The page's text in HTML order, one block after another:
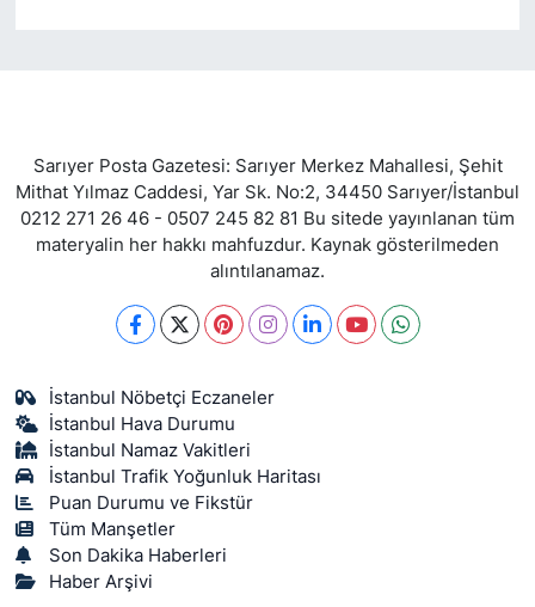
Sarıyer Posta Gazetesi: Sarıyer Merkez Mahallesi, Şehit
Mithat Yılmaz Caddesi, Yar Sk. No:2, 34450 Sarıyer/İstanbul
0212 271 26 46 - 0507 245 82 81 Bu sitede yayınlanan tüm
materyalin her hakkı mahfuzdur. Kaynak gösterilmeden
alıntılanamaz.
İstanbul Nöbetçi Eczaneler
İstanbul Hava Durumu
İstanbul Namaz Vakitleri
İstanbul Trafik Yoğunluk Haritası
Puan Durumu ve Fikstür
Tüm Manşetler
Son Dakika Haberleri
Haber Arşivi